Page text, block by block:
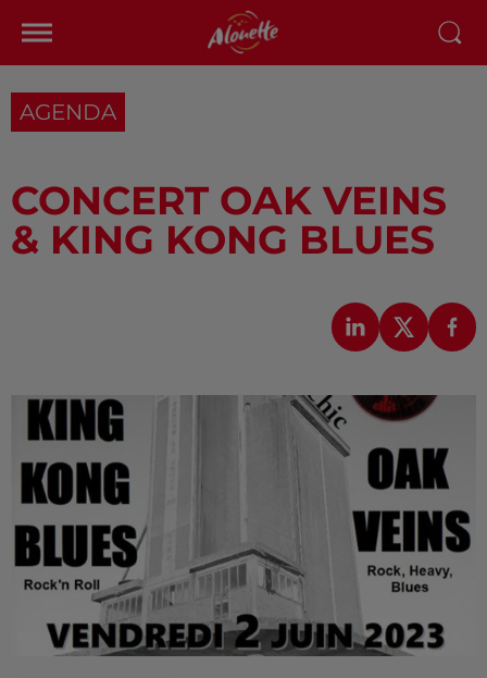
AGENDA
CONCERT OAK VEINS
& KING KONG BLUES